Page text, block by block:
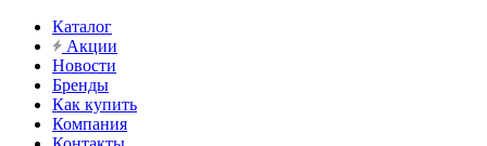
Каталог
Акции
Новости
Бренды
Как купить
Компания